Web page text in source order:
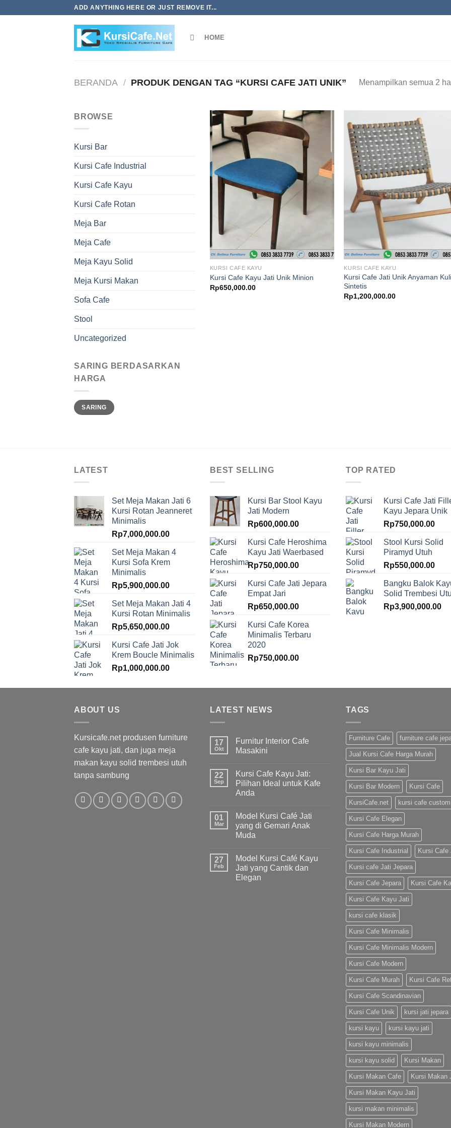
ADD ANYTHING HERE OR JUST REMOVE IT...
HOME
BERANDA / PRODUK DENGAN TAG “KURSI CAFE JATI UNIK” Menampilkan semua 2
BROWSE
Kursi Bar
Kursi Cafe Industrial
Kursi Cafe Kayu
Kursi Cafe Rotan
Meja Bar
Meja Cafe
Meja Kayu Solid
Meja Kursi Makan
Sofa Cafe
Stool
Uncategorized
SARING BERDASARKAN
HARGA
Harga
terendah
Harga
tertinggi
SARING
KURSI CAFE KAYU
Kursi Cafe Kayu Jati Unik Minion
Rp650,000.00
KURSI CAFE KAYU
Kursi Cafe Jati Unik Anyaman
Sintetis
Rp1,200,000.00
LATEST
Set Meja Makan Jati 6
Kursi Rotan Jeanneret
Minimalis
Rp7,000,000.00
Set Meja Makan 4
Kursi Sofa Krem
Minimalis
Rp5,900,000.00
Set Meja Makan Jati 4
Kursi Rotan Minimalis
Rp5,650,000.00
Kursi Cafe Jati Jok
Krem Boucle Minimalis
Rp1,000,000.00
BEST SELLING
Kursi Bar Stool Kayu
Jati Modern
Rp600,000.00
Kursi Cafe Heroshima
Kayu Jati Waerbased
Rp750,000.00
Kursi Cafe Jati Jepara
Empat Jari
Rp650,000.00
Kursi Cafe Korea
Minimalis Terbaru
2020
Rp750,000.00
TOP RATED
Kursi Cafe Jati
Kayu Jepara Unik
Rp750,000.00
Stool Kursi Solid
Piramyd Utuh
Rp550,000.00
Bangku Balok
Solid Trembesi
Rp3,900,000.00
ABOUT US
Kursicafe.net produsen furniture
cafe kayu jati, dan juga meja
makan kayu solid trembesi utuh
tanpa sambung
LATEST NEWS
17
Okt
Furnitur Interior Cafe
Masakini
22
Sep
Kursi Cafe Kayu Jati:
Pilihan Ideal untuk Kafe
Anda
01
Mar
Model Kursi Café Jati
yang di Gemari Anak
Muda
27
Feb
Model Kursi Café Kayu
Jati yang Cantik dan
Elegan
TAGS
Furniture Cafe furniture cafe
Jual Kursi Cafe Harga Murah
Kursi Bar Kayu Jati
Kursi Bar Modern Kursi Cafe
KursiCafe.net kursi cafe custom
Kursi Cafe Elegan
Kursi Cafe Harga Murah
Kursi Cafe Industrial Kursi Cafe
Kursi cafe Jati Jepara
Kursi Cafe Jepara Kursi Cafe
Kursi Cafe Kayu Jati
kursi cafe klasik
Kursi Cafe Minimalis
Kursi Cafe Minimalis Modern
Kursi Cafe Modern
Kursi Cafe Murah Kursi Cafe
Kursi Cafe Scandinavian
Kursi Cafe Unik kursi jati jepara
kursi kayu kursi kayu jati
kursi kayu minimalis
kursi kayu solid Kursi Makan
Kursi Makan Cafe Kursi Makan
Kursi Makan Kayu Jati
kursi makan minimalis
Kursi Makan Modern